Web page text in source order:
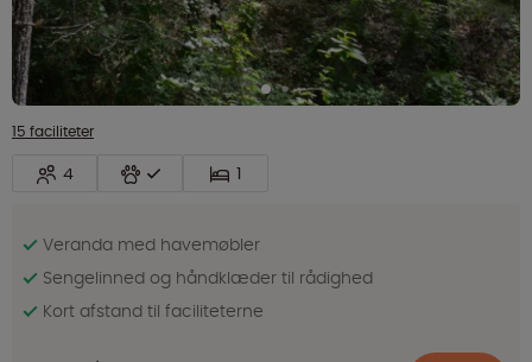
15 faciliteter
4 1
Veranda med havemøbler
Sengelinned og håndklæder til rådighed
Kort afstand til faciliteterne